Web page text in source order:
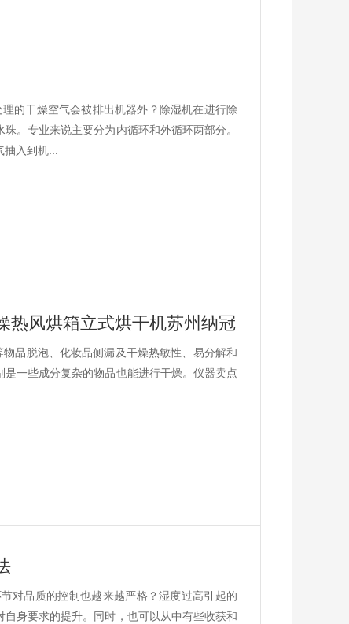
的干燥空气会被排出机器外？除湿机在进行除
。专业来说主要分为内循环和外循环两部分。
抽入到机...
热风烘箱立式烘干机苏州纳冠
品脱泡、化妆品侧漏及干燥热敏性、易分解和
一些成分复杂的物品也能进行干燥。仪器卖点
对品质的控制也越来越严格？湿度过高引起的
身要求的提升。同时，也可以从中有些收获和